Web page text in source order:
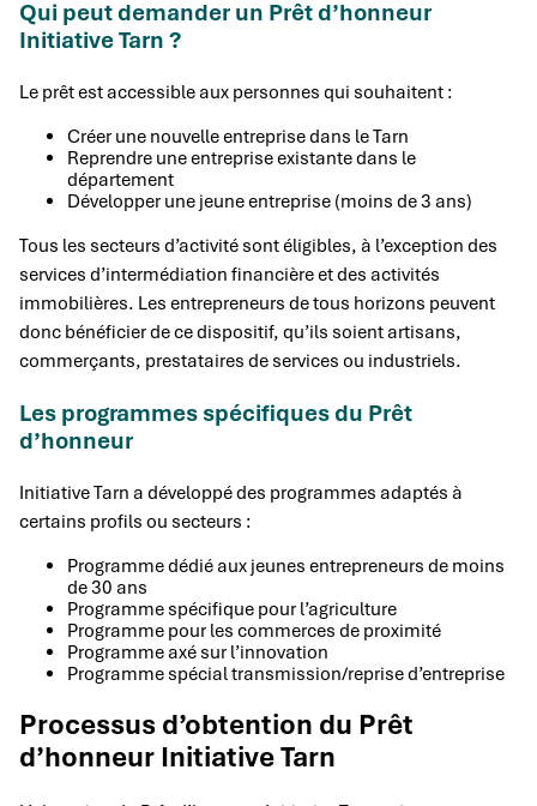
Qui peut demander un Prêt d’honneur
Initiative Tarn ?
Le prêt est accessible aux personnes qui souhaitent :
Créer une nouvelle entreprise dans le Tarn
Reprendre une entreprise existante dans le
département
Développer une jeune entreprise (moins de 3 ans)
Tous les secteurs d’activité sont éligibles, à l’exception des
services d’intermédiation financière et des activités
immobilières. Les entrepreneurs de tous horizons peuvent
donc bénéficier de ce dispositif, qu’ils soient artisans,
commerçants, prestataires de services ou industriels.
Les programmes spécifiques du Prêt
d’honneur
Initiative Tarn a développé des programmes adaptés à
certains profils ou secteurs :
Programme dédié aux jeunes entrepreneurs de moins
de 30 ans
Programme spécifique pour l’agriculture
Programme pour les commerces de proximité
Programme axé sur l’innovation
Programme spécial transmission/reprise d’entreprise
Processus d’obtention du Prêt
d’honneur Initiative Tarn